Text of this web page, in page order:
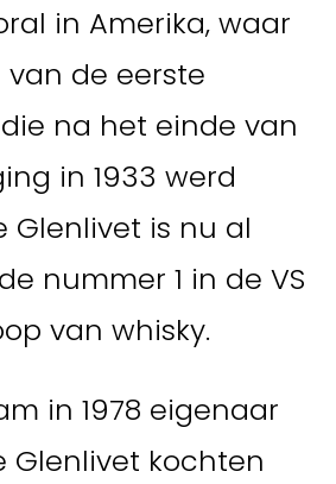
in Amerika, waar
de eerste
die na het einde van
in 1933 werd
Glenlivet is nu al
nummer 1 in de VS
van whisky.
in 1978 eigenaar
Glenlivet kochten